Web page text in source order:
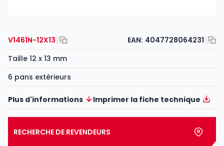
V1461N-12X13 EAN: 4047728064231
Taille 12 x 13 mm
6 pans extérieurs
Plus d'informations Imprimer la fiche technique
RECHERCHE DE REVENDEURS